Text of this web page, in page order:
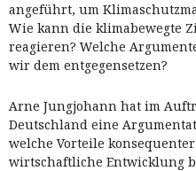
angeführt, um
Wie kann die klimabewegte
reagieren? Welche
wir dem entgegensetzen?
Arne Jungjohann hat im
Deutschland eine
welche Vorteile
wirtschaftliche Entwicklung